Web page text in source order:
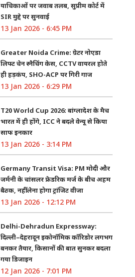
याचिकाओं पर जवाब तलब, सुप्रीम कोर्ट में
SIR मुद्दे पर सुनवाई
13 Jan 2026 - 6:45 PM
Greater Noida Crime: ग्रेटर नोएडा
लिफ्ट चेन स्नैचिंग केस, CCTV वायरल होते
ही हड़कंप, SHO-ACP पर गिरी गाज
13 Jan 2026 - 6:29 PM
T20 World Cup 2026: बांग्लादेश के मैच
भारत में ही होंगे, ICC ने बदले वेन्यू से किया
साफ इनकार
13 Jan 2026 - 3:14 PM
Germany Transit Visa: PM मोदी और
जर्मनी के चांसलर फ्रेडरिक मर्ज के बीच अहम
बैठक, नहीं लेना होगा ट्रांजिट वीजा
13 Jan 2026 - 12:12 PM
Delhi-Dehradun Expressway:
दिल्ली–देहरादून इकोनॉमिक कॉरिडोर लगभग
बनकर तैयार, किसानों की बात सुनकर बदला
गया डिजाइन
12 Jan 2026 - 7:01 PM